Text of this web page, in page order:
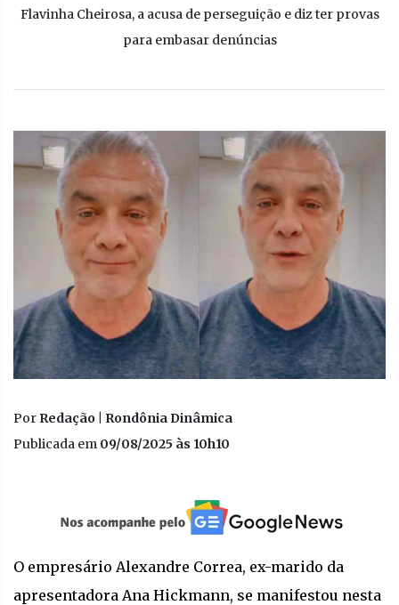
Flavinha Cheirosa, a acusa de perseguição e diz ter provas
para embasar denúncias
Por Redação | Rondônia Dinâmica
Publicada em 09/08/2025 às 10h10
O empresário Alexandre Correa, ex-marido da
apresentadora Ana Hickmann, se manifestou nesta